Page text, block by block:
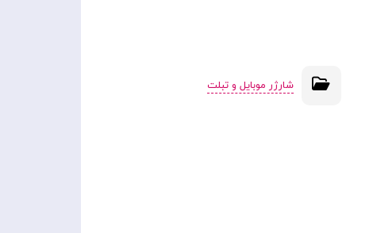
شارژر موبایل و تبلت